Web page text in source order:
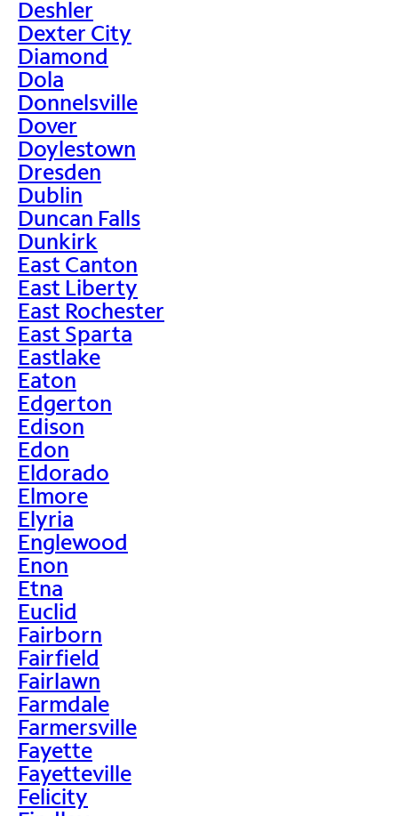
Deshler
Dexter City
Diamond
Dola
Donnelsville
Dover
Doylestown
Dresden
Dublin
Duncan Falls
Dunkirk
East Canton
East Liberty
East Rochester
East Sparta
Eastlake
Eaton
Edgerton
Edison
Edon
Eldorado
Elmore
Elyria
Englewood
Enon
Etna
Euclid
Fairborn
Fairfield
Fairlawn
Farmdale
Farmersville
Fayette
Fayetteville
Felicity